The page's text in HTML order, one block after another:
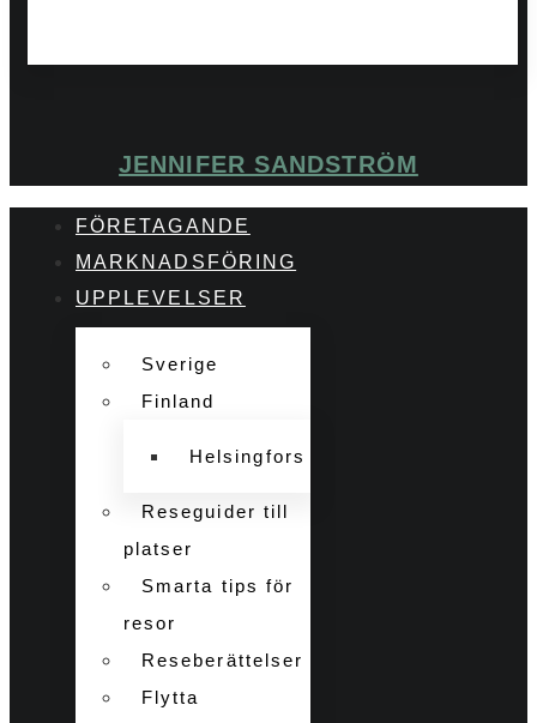
JENNIFER SANDSTRÖM
FÖRETAGANDE
MARKNADSFÖRING
UPPLEVELSER
Sverige
Finland
Helsingfors
Reseguider till
platser
Smarta tips för
resor
Reseberättelser
Flytta